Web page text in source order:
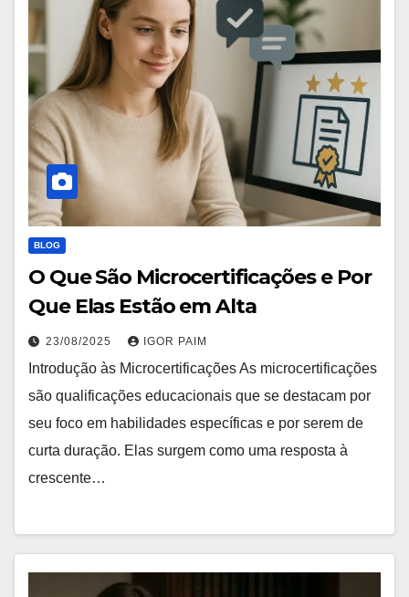
BLOG
O Que São Microcertificações e Por
Que Elas Estão em Alta
23/08/2025 IGOR PAIM
Introdução às Microcertificações As microcertificações
são qualificações educacionais que se destacam por
seu foco em habilidades específicas e por serem de
curta duração. Elas surgem como uma resposta à
crescente…